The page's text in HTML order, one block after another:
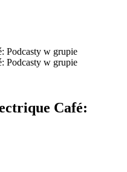
Podcasty w grupie
Podcasty w grupie
Café: